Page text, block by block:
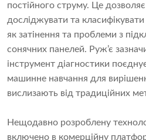
постійного струму. Це
досліджувати та
як затінення та проблеми з
сонячних панелей. Руж’є
інструмент діагностики
машинне навчання для
вислизають від традиційних
Нещодавно розроблену
включено в комерційну